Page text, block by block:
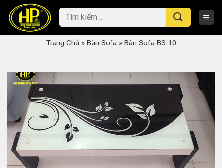
content
Tìm
kiếm:
Trang Chủ» Bàn Sofa» Bàn Sofa BS-10